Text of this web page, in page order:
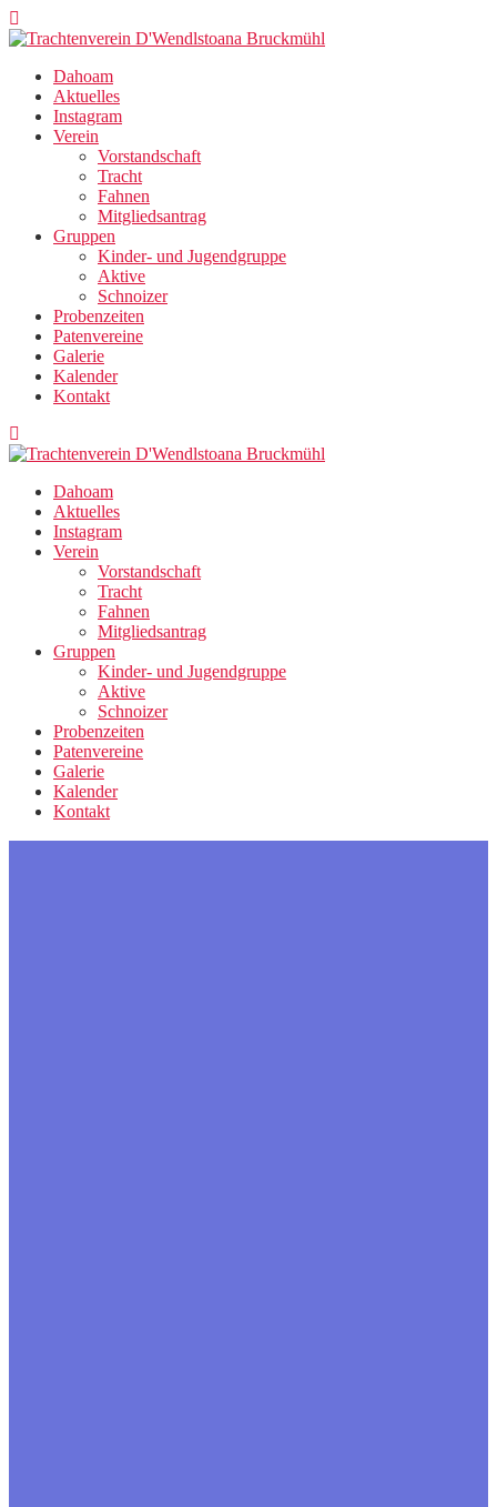
Zum
Inhalt
Dahoam
Aktuelles
Instagram
Verein
Vorstandschaft
Tracht
Fahnen
Mitgliedsantrag
Gruppen
Kinder- und Jugendgruppe
Aktive
Schnoizer
Probenzeiten
Patenvereine
Galerie
Kalender
Kontakt
Dahoam
Aktuelles
Instagram
Verein
Vorstandschaft
Tracht
Fahnen
Mitgliedsantrag
Gruppen
Kinder- und Jugendgruppe
Aktive
Schnoizer
Probenzeiten
Patenvereine
Galerie
Kalender
Kontakt